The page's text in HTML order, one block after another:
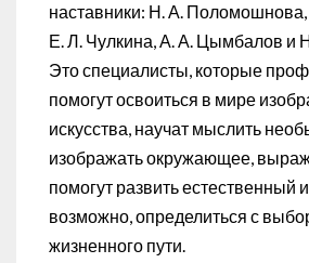
наставники: Н. А.
Е. Л. Чулкина, А. А. Цымбалов и
Это специалисты, которые
помогут освоиться в мире
искусства, научат мыслить
изображать окружающее,
помогут развить естественный
возможно, определиться с
жизненного пути.